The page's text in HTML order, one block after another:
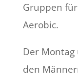
Gruppen
Aerobic.
Der
den